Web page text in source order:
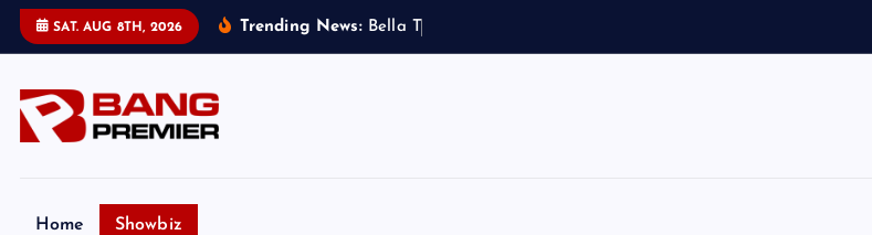
SAT. AUG 8TH, 2026 Trending News: Be a T
Home Showbiz